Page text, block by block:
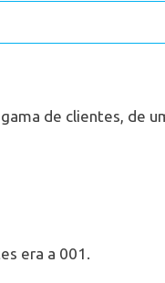
de clientes, de
era a 001.